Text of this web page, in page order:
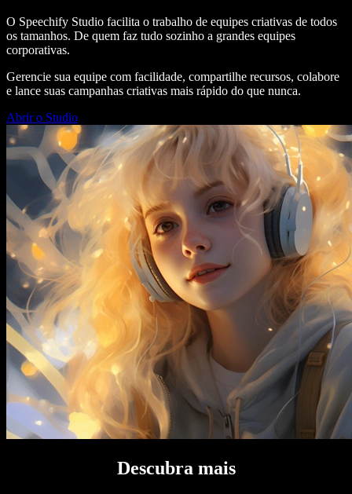
O Speechify Studio facilita o trabalho de equipes criativas de todos
os tamanhos. De quem faz tudo sozinho a grandes equipes
corporativas.
Gerencie sua equipe com facilidade, compartilhe recursos, colabore
e lance suas campanhas criativas mais rápido do que nunca.
Abrir o Studio
Descubra mais